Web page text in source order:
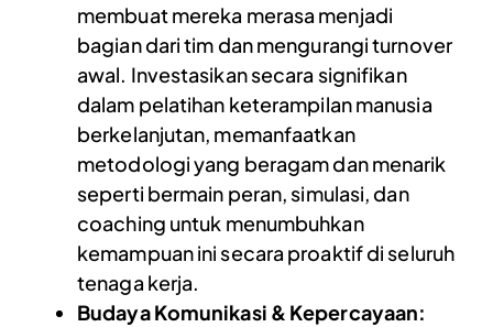
membuat mereka merasa menjadi
bagian dari tim dan mengurangi turnover
awal. Investasikan secara signifikan
dalam pelatihan keterampilan manusia
berkelanjutan, memanfaatkan
metodologi yang beragam dan menarik
seperti bermain peran, simulasi, dan
coaching untuk menumbuhkan
kemampuan ini secara proaktif di seluruh
tenaga kerja.
Budaya Komunikasi & Kepercayaan: